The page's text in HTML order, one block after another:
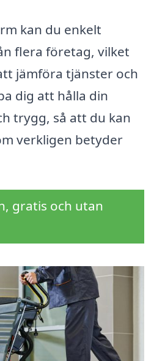
kan du enkelt
flera företag, vilket
jämföra tjänster och
dig att hålla din
trygg, så att du kan
verkligen betyder
gratis och utan